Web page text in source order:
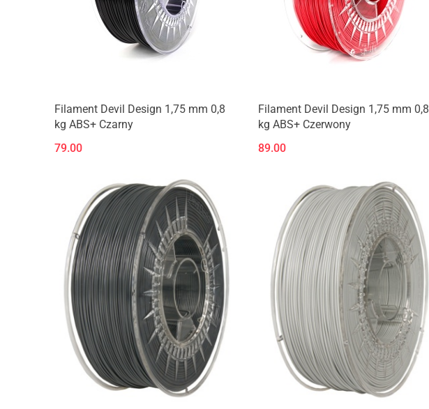
Filament Devil Design 1,75 mm 0,8
kg ABS+ Czarny
79.00
Filament Devil Design 1,75 mm 0,8
kg ABS+ Czerwony
89.00